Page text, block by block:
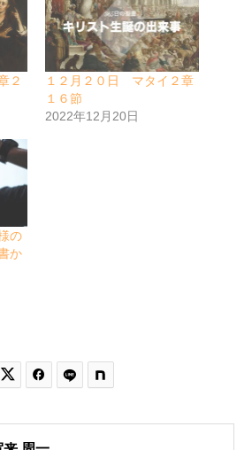
２
１２月２０日 マタイ２章
１６節
2022年12月20日
の
か
 